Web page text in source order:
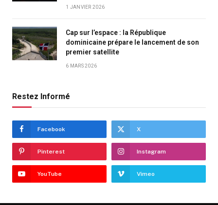
1 JANVIER 2026
Cap sur l’espace : la République
dominicaine prépare le lancement de son
premier satellite
6 MARS 2026
Restez Informé
Facebook X
Pinterest Instagram
YouTube Vimeo